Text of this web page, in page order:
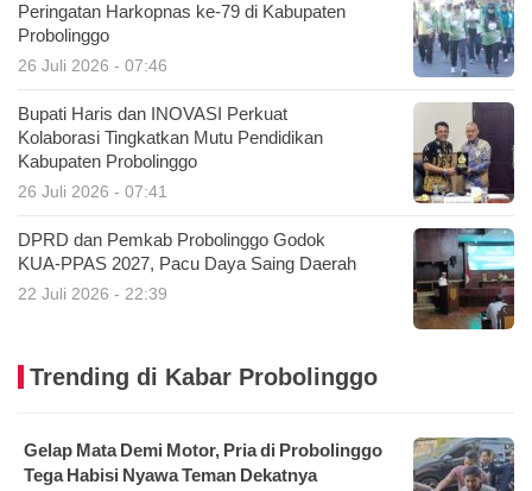
Peringatan Harkopnas ke-79 di Kabupaten
Probolinggo
26 Juli 2026 - 07:46
Bupati Haris dan INOVASI Perkuat
Kolaborasi Tingkatkan Mutu Pendidikan
Kabupaten Probolinggo
26 Juli 2026 - 07:41
DPRD dan Pemkab Probolinggo Godok
KUA-PPAS 2027, Pacu Daya Saing Daerah
22 Juli 2026 - 22:39
Trending di Kabar Probolinggo
Gelap Mata Demi Motor, Pria di Probolinggo
Tega Habisi Nyawa Teman Dekatnya